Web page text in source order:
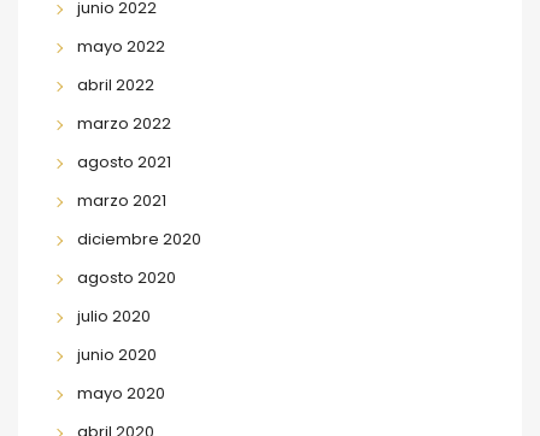
junio 2022
mayo 2022
abril 2022
marzo 2022
agosto 2021
marzo 2021
diciembre 2020
agosto 2020
julio 2020
junio 2020
mayo 2020